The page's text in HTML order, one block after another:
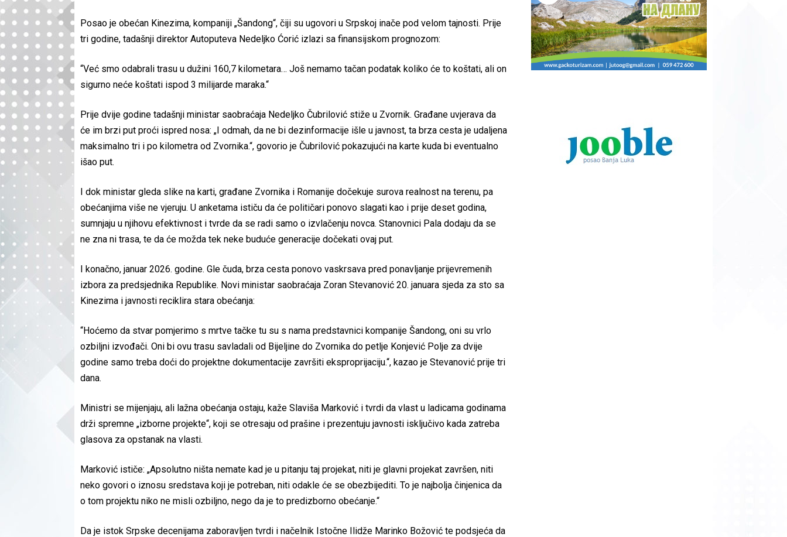
​Posao je obećan Kinezima, kompaniji „Šandong“, čiji su ugovori u Srpskoj inače pod velom tajnosti. Prije
tri godine, tadašnji direktor Autoputeva Nedeljko Ćorić izlazi sa finansijskom prognozom:
​“Već smo odabrali trasu u dužini 160,7 kilometara… Još nemamo tačan podatak koliko će to koštati, ali on
sigurno neće koštati ispod 3 milijarde maraka.“
​Prije dvije godine tadašnji ministar saobraćaja Nedeljko Čubrilović stiže u Zvornik. Građane uvjerava da
će im brzi put proći ispred nosa: „I odmah, da ne bi dezinformacije išle u javnost, ta brza cesta je udaljena
maksimalno tri i po kilometra od Zvornika.“, govorio je Čubrilović pokazujući na karte kuda bi eventualno
išao put.
​I dok ministar gleda slike na karti, građane Zvornika i Romanije dočekuje surova realnost na terenu, pa
obećanjima više ne vjeruju. U anketama ističu da će političari ponovo slagati kao i prije deset godina,
sumnjaju u njihovu efektivnost i tvrde da se radi samo o izvlačenju novca. Stanovnici Pala dodaju da se
ne zna ni trasa, te da će možda tek neke buduće generacije dočekati ovaj put.
​I konačno, januar 2026. godine. Gle čuda, brza cesta ponovo vaskrsava pred ponavljanje prijevremenih
izbora za predsjednika Republike. Novi ministar saobraćaja Zoran Stevanović 20. januara sjeda za sto sa
Kinezima i javnosti reciklira stara obećanja:
​“Hoćemo da stvar pomjerimo s mrtve tačke tu su s nama predstavnici kompanije Šandong, oni su vrlo
ozbiljni izvođači. Oni bi ovu trasu savladali od Bijeljine do Zvornika do petlje Konjević Polje za dvije
godine samo treba doći do projektne dokumentacije završiti eksproprijaciju.“, kazao je Stevanović prije tri
dana.
​Ministri se mijenjaju, ali lažna obećanja ostaju, kaže Slaviša Marković i tvrdi da vlast u ladicama godinama
drži spremne „izborne projekte“, koji se otresaju od prašine i prezentuju javnosti isključivo kada zatreba
glasova za opstanak na vlasti.
​Marković ističe: „Apsolutno ništa nemate kad je u pitanju taj projekat, niti je glavni projekat završen, niti
neko govori o iznosu sredstava koji je potreban, niti odakle će se obezbijediti. To je najbolja činjenica da
o tom projektu niko ne misli ozbiljno, nego da je to predizborno obećanje.“
​Da je istok Srpske decenijama zaboravljen tvrdi i načelnik Istočne Ilidže Marinko Božović te podsjeća da